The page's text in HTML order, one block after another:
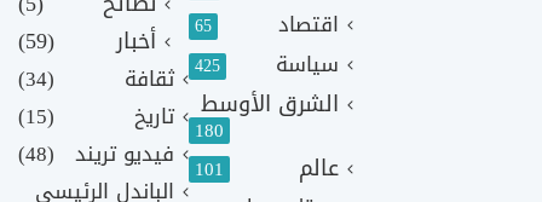
اقتصاد 65
سياسة 425
الشرق الأوسط
180
عالم 101
أخبار
(59)
ثقافة
(34)
تاريخ
(15)
فيديو تريند (48)
الباندل الرئيسي